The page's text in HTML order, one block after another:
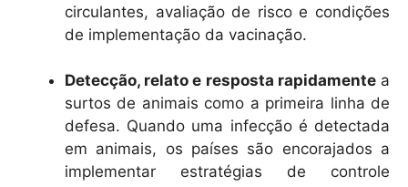
circulantes, avaliação de risco e condições
de implementação da vacinação.
Detecção, relato e resposta rapidamentea
surtos de animais como a primeira linha de
defesa. Quando uma infecção é detectada
em animais, os países são encorajados a
implementar estratégias de controle